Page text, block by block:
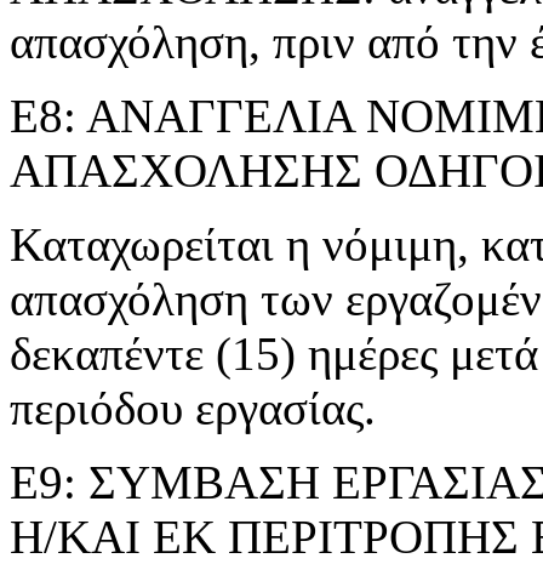
απασχόληση, πριν από την
Ε8: ΑΝΑΓΓΕΛΙΑ
ΑΠΑΣΧΟΛΗΣΗΣ
Καταχωρείται η νόμιμη,
απασχόληση των
δεκαπέντε (15) ημέρες
περιόδου εργασίας.
Ε9: ΣΥΜΒΑΣΗ
Η/ΚΑΙ ΕΚ ΠΕΡΙΤΡΟΠΗΣ